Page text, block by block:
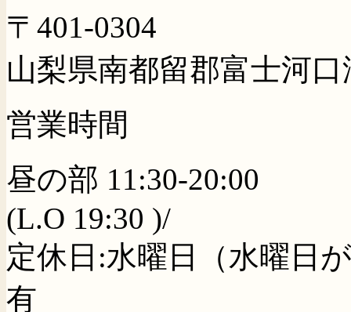
〒401-0304
山梨県南都留郡富士河口
営業時間
昼の部 11:30-20:00
(L.O 19:30 )/
定休日:水曜日（水曜日
有